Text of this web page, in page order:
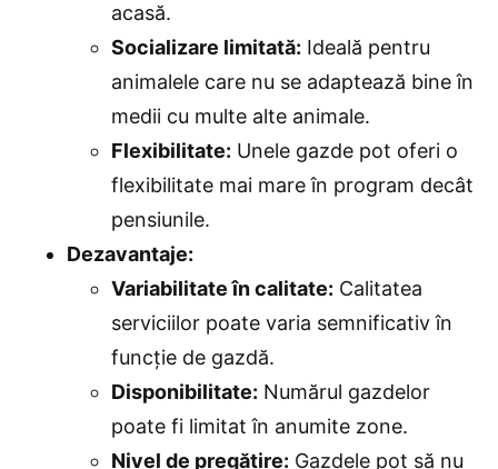
acasă.
Socializare limitată: Ideală pentru
animalele care nu se adaptează bine în
medii cu multe alte animale.
Flexibilitate: Unele gazde pot oferi o
flexibilitate mai mare în program decât
pensiunile.
Dezavantaje:
Variabilitate în calitate: Calitatea
serviciilor poate varia semnificativ în
funcție de gazdă.
Disponibilitate: Numărul gazdelor
poate fi limitat în anumite zone.
Nivel de pregătire: Gazdele pot să nu